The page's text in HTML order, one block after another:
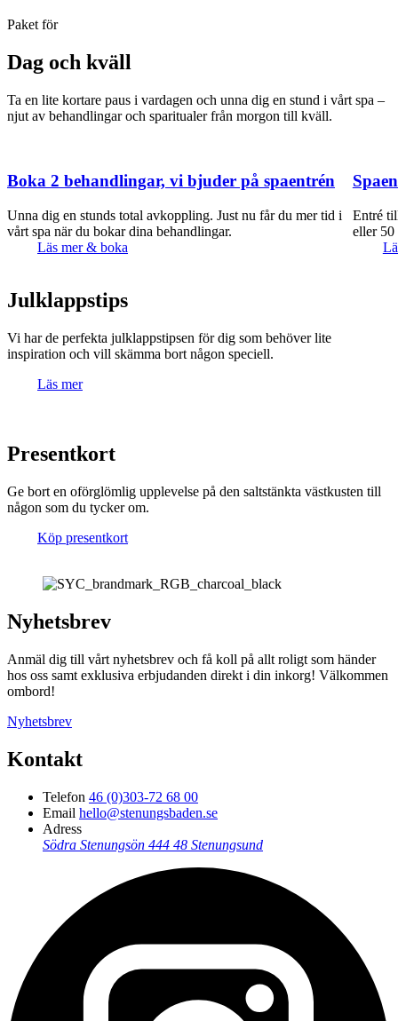
Paket för
Dag och kväll
Ta en lite kortare paus i vardagen och unna dig en stund i vårt spa –
njut av behandlingar och sparitualer från morgon till kväll.
Boka 2 behandlingar, vi bjuder på spaentrén
Unna dig en stunds total avkoppling. Just nu får du mer tid i
vårt spa när du bokar dina behandlingar.
Läs mer & boka
Entré
eller 50
Julklapps­tips
Vi har de perfekta julklappstipsen för dig som behöver lite
inspiration och vill skämma bort någon speciell.
Läs mer
Presentkort
Ge bort en oförglömlig upplevelse på den saltstänkta västkusten till
någon som du tycker om.
Köp presentkort
Nyhetsbrev
Anmäl dig till vårt nyhetsbrev och få koll på allt roligt som händer
hos oss samt exklusiva erbjudanden direkt i din inkorg! Välkommen
ombord!
Nyhetsbrev
Kontakt
Telefon 46 (0)303-72 68 00
Email hello@stenungsbaden.se
Adress
Södra Stenungsön 444 48 Stenungsund